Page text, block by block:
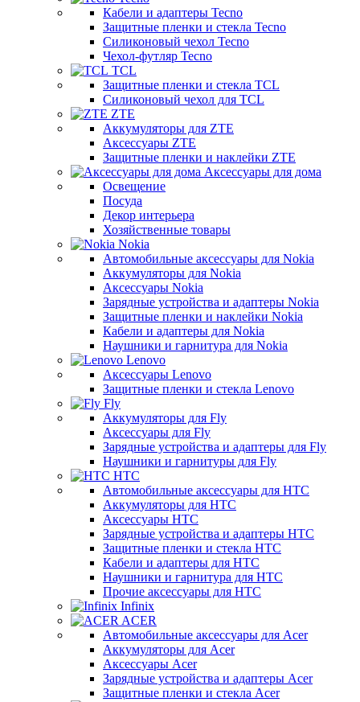
Кабели и адаптеры Tecno
Защитные пленки и стекла Tecno
Силиконовый чехол Tecno
Чехол-футляр Tecno
TCL
Защитные пленки и стекла TCL
Силиконовый чехол для TCL
ZTE
Аккумуляторы для ZTE
Аксессуары ZTE
Защитные пленки и наклейки ZTE
Аксессуары для дома
Освещение
Посуда
Декор интерьера
Хозяйственные товары
Nokia
Автомобильные аксессуары для Nokia
Аккумуляторы для Nokia
Аксессуары Nokia
Зарядные устройства и адаптеры Nokia
Защитные пленки и наклейки Nokia
Кабели и адаптеры для Nokia
Наушники и гарнитура для Nokia
Lenovo
Аксессуары Lenovo
Защитные пленки и стекла Lenovo
Fly
Аккумуляторы для Fly
Аксессуары для Fly
Зарядные устройства и адаптеры для Fly
Наушники и гарнитуры для Fly
HTC
Автомобильные аксессуары для HTC
Аккумуляторы для HTC
Аксессуары HTC
Зарядные устройства и адаптеры HTC
Защитные пленки и стекла HTC
Кабели и адаптеры для HTC
Наушники и гарнитура для HTC
Прочие аксессуары для HTC
Infinix
ACER
Автомобильные аксессуары для Acer
Аккумуляторы для Acer
Аксессуары Acer
Зарядные устройства и адаптеры Acer
Защитные пленки и стекла Acer